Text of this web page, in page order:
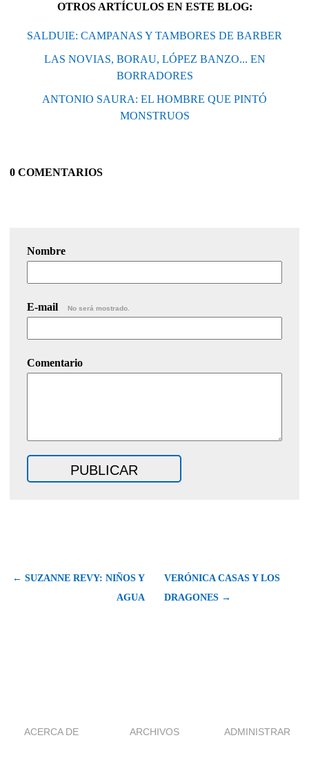
OTROS ARTÍCULOS EN ESTE BLOG:
SALDUIE: CAMPANAS Y TAMBORES DE BARBER
LAS NOVIAS, BORAU, LÓPEZ BANZO... EN
BORRADORES
ANTONIO SAURA: EL HOMBRE QUE PINTÓ
MONSTRUOS
0 COMENTARIOS
Nombre
E-mail No será mostrado.
Comentario
← SUZANNE REVY: NIÑOS Y
AGUA
VERÓNICA CASAS Y LOS
DRAGONES →
ACERCA DE ARCHIVOS ADMINISTRAR